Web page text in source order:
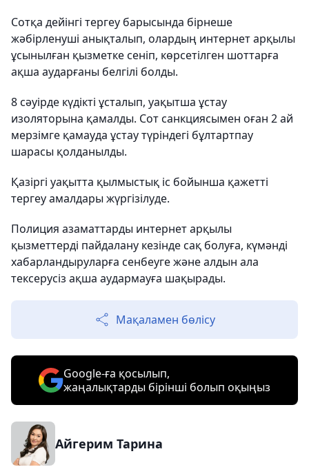
Сотқа дейінгі тергеу барысында бірнеше
жәбірленуші анықталып, олардың интернет арқылы
ұсынылған қызметке сеніп, көрсетілген шоттарға
ақша аударғаны белгілі болды.
8 сәуірде күдікті ұсталып, уақытша ұстау
изоляторына қамалды. Сот санкциясымен оған 2 ай
мерзімге қамауда ұстау түріндегі бұлтартпау
шарасы қолданылды.
Қазіргі уақытта қылмыстық іс бойынша қажетті
тергеу амалдары жүргізілуде.
Полиция азаматтарды интернет арқылы
қызметтерді пайдалану кезінде сақ болуға, күмәнді
хабарландыруларға сенбеуге және алдын ала
тексерусіз ақша аудармауға шақырады.
Мақаламен бөлісу
Google-ға қосылып,
жаңалықтарды бірінші болып оқыңыз
Айгерим Тарина